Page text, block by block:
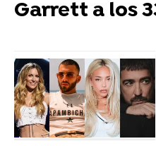
Garrett a los